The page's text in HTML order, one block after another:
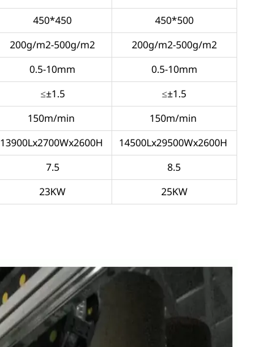
450*450
450*500
200g/m2-500g/m2
200g/m2-500g/m2
0.5-10mm
0.5-10mm
≤±1.5
≤±1.5
150m/min
150m/min
13900Lx2700Wx2600H
14500Lx29500Wx2600H
7.5
8.5
23KW 25KW